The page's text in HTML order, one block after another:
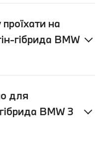
на
гібрида BMW
для
BMW 3